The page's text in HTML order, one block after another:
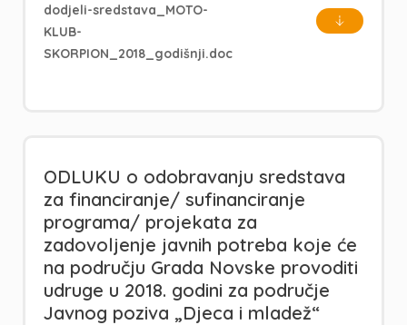
dodjeli-sredstava_MOTO-
KLUB-
SKORPION_2018_godišnji.doc
ODLUKU o odobravanju sredstava
za financiranje/ sufinanciranje
programa/ projekata za
zadovoljenje javnih potreba koje će
na području Grada Novske provoditi
udruge u 2018. godini za područje
Javnog poziva „Djeca i mladež“